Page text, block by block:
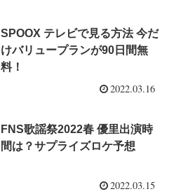
SPOOX テレビで見る方法 今だ
けバリュープランが90日間無
料！
2022.03.16
FNS歌謡祭2022春 優里出演時
間は？サプライズロケ予想
2022.03.15